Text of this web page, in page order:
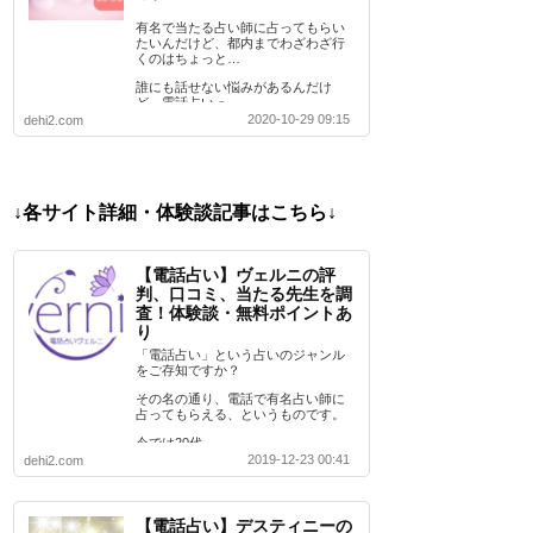
有名で当たる占い師に占ってもらい
たいんだけど、都内までわざわざ行
くのはちょっと…
誰にも話せない悩みがあるんだけ
ど、電話占いっ…
dehi2.com
2020-10-29 09:15
↓各サイト詳細・体験談記事はこちら↓
【電話占い】ヴェルニの評
判、口コミ、当たる先生を調
査！体験談・無料ポイントあ
り
「電話占い」という占いのジャンル
をご存知ですか？
その名の通り、電話で有名占い師に
占ってもらえる、というものです。
今では20代…
dehi2.com
2019-12-23 00:41
【電話占い】デスティニーの